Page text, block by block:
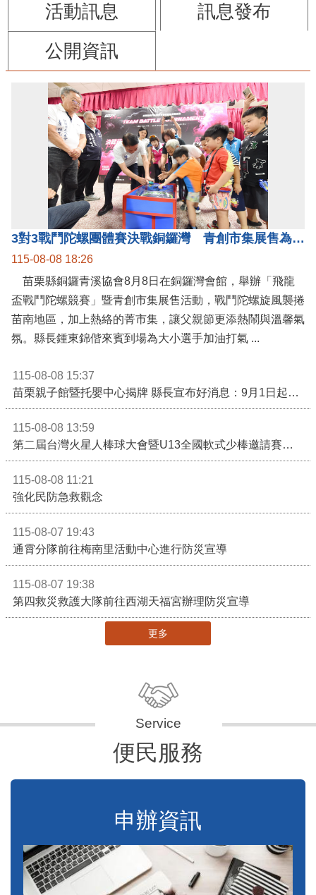
活動訊息
訊息發布
公開資訊
3對3戰鬥陀螺團體賽決戰銅鑼灣 青創市集展售為父親節增添繽紛
115-08-08 18:26
苗栗縣銅鑼青溪協會8月8日在銅鑼灣會館，舉辦「飛龍
盃戰鬥陀螺競賽」暨青創市集展售活動，戰鬥陀螺旋風襲捲
苗南地區，加上熱絡的菁市集，讓父親節更添熱鬧與溫馨氣
115-08-08 15:37
115-08-08 13:59
115-08-08 11:21
強化民防急救觀念
115-08-07 19:43
通霄分隊前往梅南里活動中心進行防災宣導
115-08-07 19:38
第四救災救護大隊前往西湖天福宮辦理防災宣導
更多
便民服務
申辦資訊